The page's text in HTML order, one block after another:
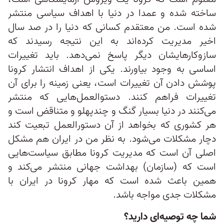
ساخته شده و عمدا در دنیا با اهداف سیاسی منتشر
شده است. من معتقدم کسانی که دنیا را در صد سال
اخیر مدیریت کرده‌اند به این نتیجه رسیدند که
سازوکارهایشان دیگر پاسخ نمی‌دهد. باید تغییرات
اساسی به وجود بیاورند. یکی از اهداف انتشار کرونا
پوشش دادن آن تغییرات است، یعنی زمینه را برای آن
تغییرات فراهم کنند. دستوالعمل‌هایی که منتشر
می‌کنند در دنیا بسیار گنگ و چندپهلو و متناقض است و
هر کشوری که بخواهد از آن دستورالعمل تبعیت کند
دچار مشکلات می‌شود. به نظر من در ایران هم مشکل
اصلی آن است که مدیریت کرونا مطابق سیاست‌هایی
است که (سازمان) بهداشت جهانی منتشر می‌کند و
همین باعث شده است که مهار کرونا در ایران با
مشکلات جدی مواجه باشد.
شما چه توصیه‌ای دارید؟